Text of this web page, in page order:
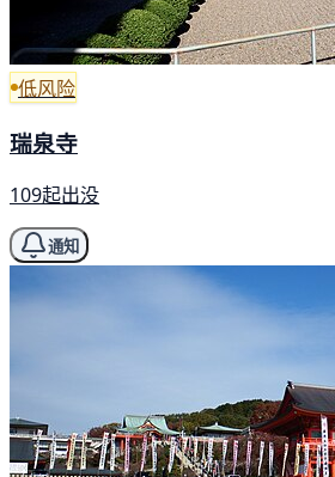
低风险
瑞泉寺
109起出没
通知